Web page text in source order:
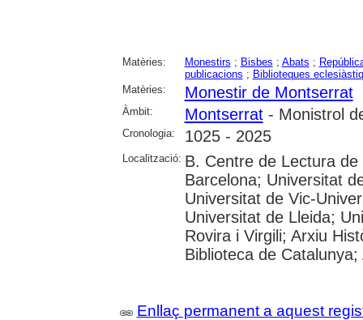
Matèries: Monestirs ; Bisbes ; Abats ;
publicacions ; Biblioteques
Matèries:
Monestir de Montserrat
Àmbit: Montserrat- Monistrol
Cronologia: 1025 - 2025
Localització: B. Centre de Lectura
Barcelona; Universitat
Universitat de Vic-
Universitat de Lleida;
Rovira i Virgili; Arxiu
Biblioteca de
Enllaç permanent a aquest